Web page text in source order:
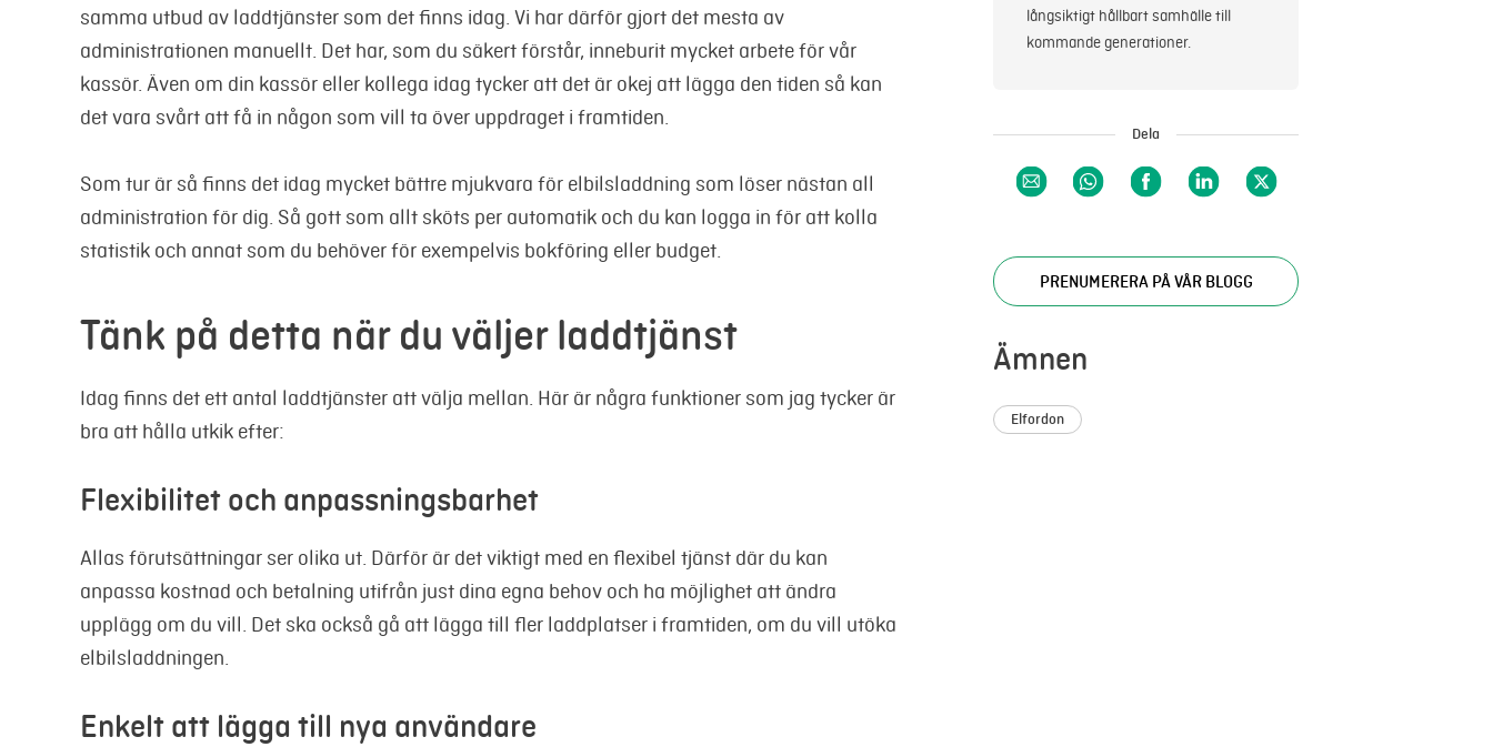
samma utbud av laddtjänster som det finns idag. Vi har därför gjort det mesta av
administrationen manuellt. Det har, som du säkert förstår, inneburit mycket arbete för vår
kassör. Även om din kassör eller kollega idag tycker att det är okej att lägga den tiden så kan
det vara svårt att få in någon som vill ta över uppdraget i framtiden.
Som tur är så finns det idag mycket bättre mjukvara för elbilsladdning som löser nästan all
administration för dig. Så gott som allt sköts per automatik och du kan logga in för att kolla
statistik och annat som du behöver för exempelvis bokföring eller budget.
Tänk på detta när du väljer laddtjänst
Idag finns det ett antal laddtjänster att välja mellan. Här är några funktioner som jag tycker är
bra att hålla utkik efter:
Flexibilitet och anpassningsbarhet
Allas förutsättningar ser olika ut. Därför är det viktigt med en flexibel tjänst där du kan
anpassa kostnad och betalning utifrån just dina egna behov och ha möjlighet att ändra
upplägg om du vill. Det ska också gå att lägga till fler laddplatser i framtiden, om du vill utöka
elbilsladdningen.
Enkelt att lägga till nya användare
långsiktigt hållbart samhälle till
kommande generationer.
Dela
PRENUMERERA PÅ VÅR BLOGG
Ämnen
Elfordon